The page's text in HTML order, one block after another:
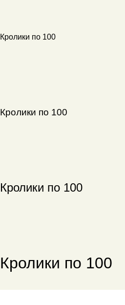
Кролики по 100
Кролики по 100
Кролики по 100
Кролики по 100